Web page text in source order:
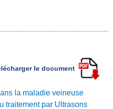
le document
la maladie veineuse
traitement par Ultrasons